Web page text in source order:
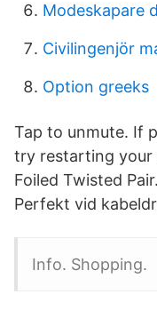
Modeskapare
Civilingenjör
Option greeks
Tap to unmute. If
try restarting your
Foiled Twisted
Perfekt vid
Info. Shopping.